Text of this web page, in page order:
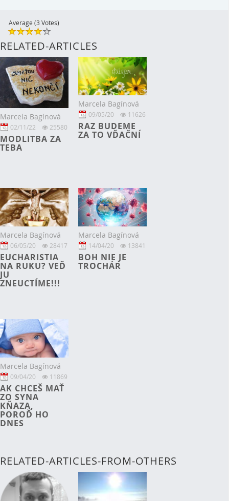
Average (3 Votes)
RELATED-ARTICLES
Marcela Bagínová
02/11/22 25580
MODLITBA ZA
TEBA
Marcela Bagínová
09/05/20 11626
RAZ BUDEME
ZA TO VĎAČNÍ
Marcela Bagínová
06/05/20 28417
EUCHARISTIA
NA RUKU? VEĎ
JU
ZNEUCTÍME!!!
Marcela Bagínová
14/04/20 13841
BOH NIE JE
TROCHÁR
Marcela Bagínová
09/04/20 11869
AK CHCEŠ MAŤ
ZO SYNA
KŇAZA,
POROĎ HO
DNES
RELATED-ARTICLES-FROM-OTHERS